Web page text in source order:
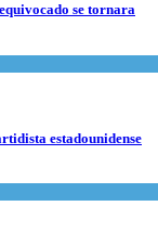
se tornara
estadounidense